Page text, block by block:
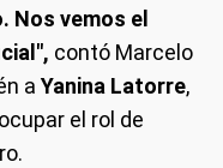
Nos vemos el
contó Marcelo
a Yanina Latorre,
el rol de